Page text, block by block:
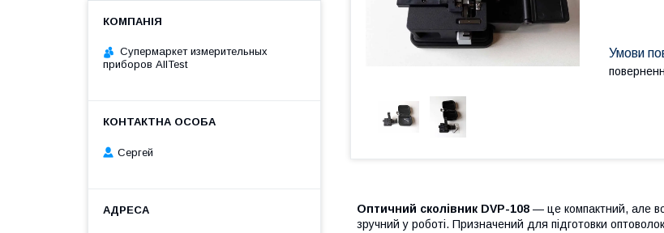
Оптичний сколівник DVP-108 — це компактний, але
зручний у роботі. Призначений для підготовки
Супермаркет измерительных
приборов AllTest
Сергей